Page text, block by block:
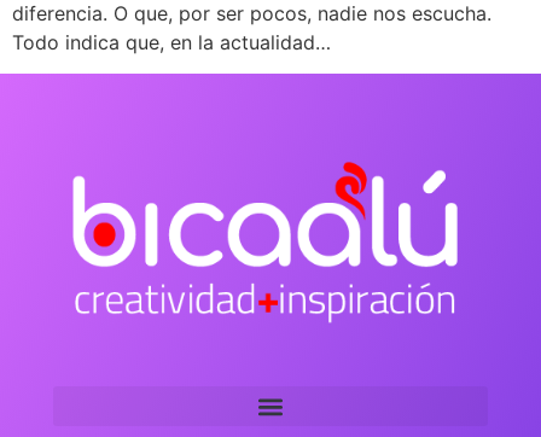
diferencia. O que, por ser pocos, nadie nos escucha.
Todo indica que, en la actualidad…